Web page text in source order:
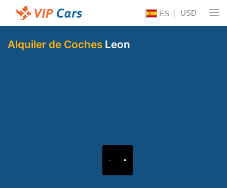
ES USD
Alquiler de Coches Leon